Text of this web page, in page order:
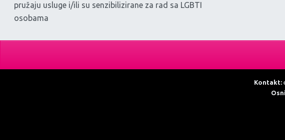
pružaju usluge i/ili su senzibilizirane za rad sa LGBTI
osobama
Kontakt: